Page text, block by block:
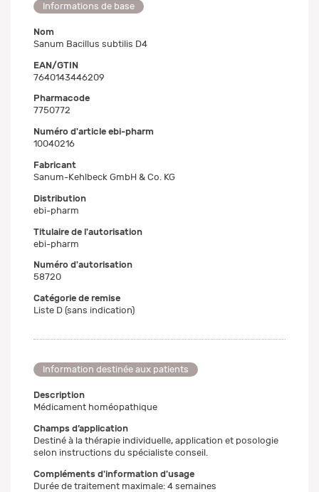
Informations de base
Nom
Sanum Bacillus subtilis D4
EAN/GTIN
7640143446209
Pharmacode
7750772
Numéro d'article ebi-pharm
10040216
Fabricant
Sanum-Kehlbeck GmbH & Co. KG
Distribution
ebi-pharm
Titulaire de l'autorisation
ebi-pharm
Numéro d'autorisation
58720
Catégorie de remise
Liste D (sans indication)
Information destinée aux patients
Description
Médicament homéopathique
Champs d’application
Destiné à la thérapie individuelle, application et posologie
selon instructions du spécialiste conseil.
Compléments d'information d'usage
Durée de traitement maximale: 4 semaines